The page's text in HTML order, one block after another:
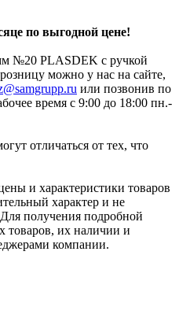
по выгодной цене!
№20 PLASDEK с ручкой
можно у нас на сайте,
или позвонив по
время с 9:00 до 18:00 пн.-
отличаться от тех, что
и характеристики товаров
характер и не
получения подробной
товаров, их наличии и
компании.